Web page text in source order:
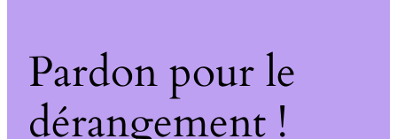
Pardon pour le
dérangement !